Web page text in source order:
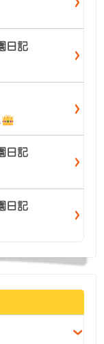
日記
日記
日記